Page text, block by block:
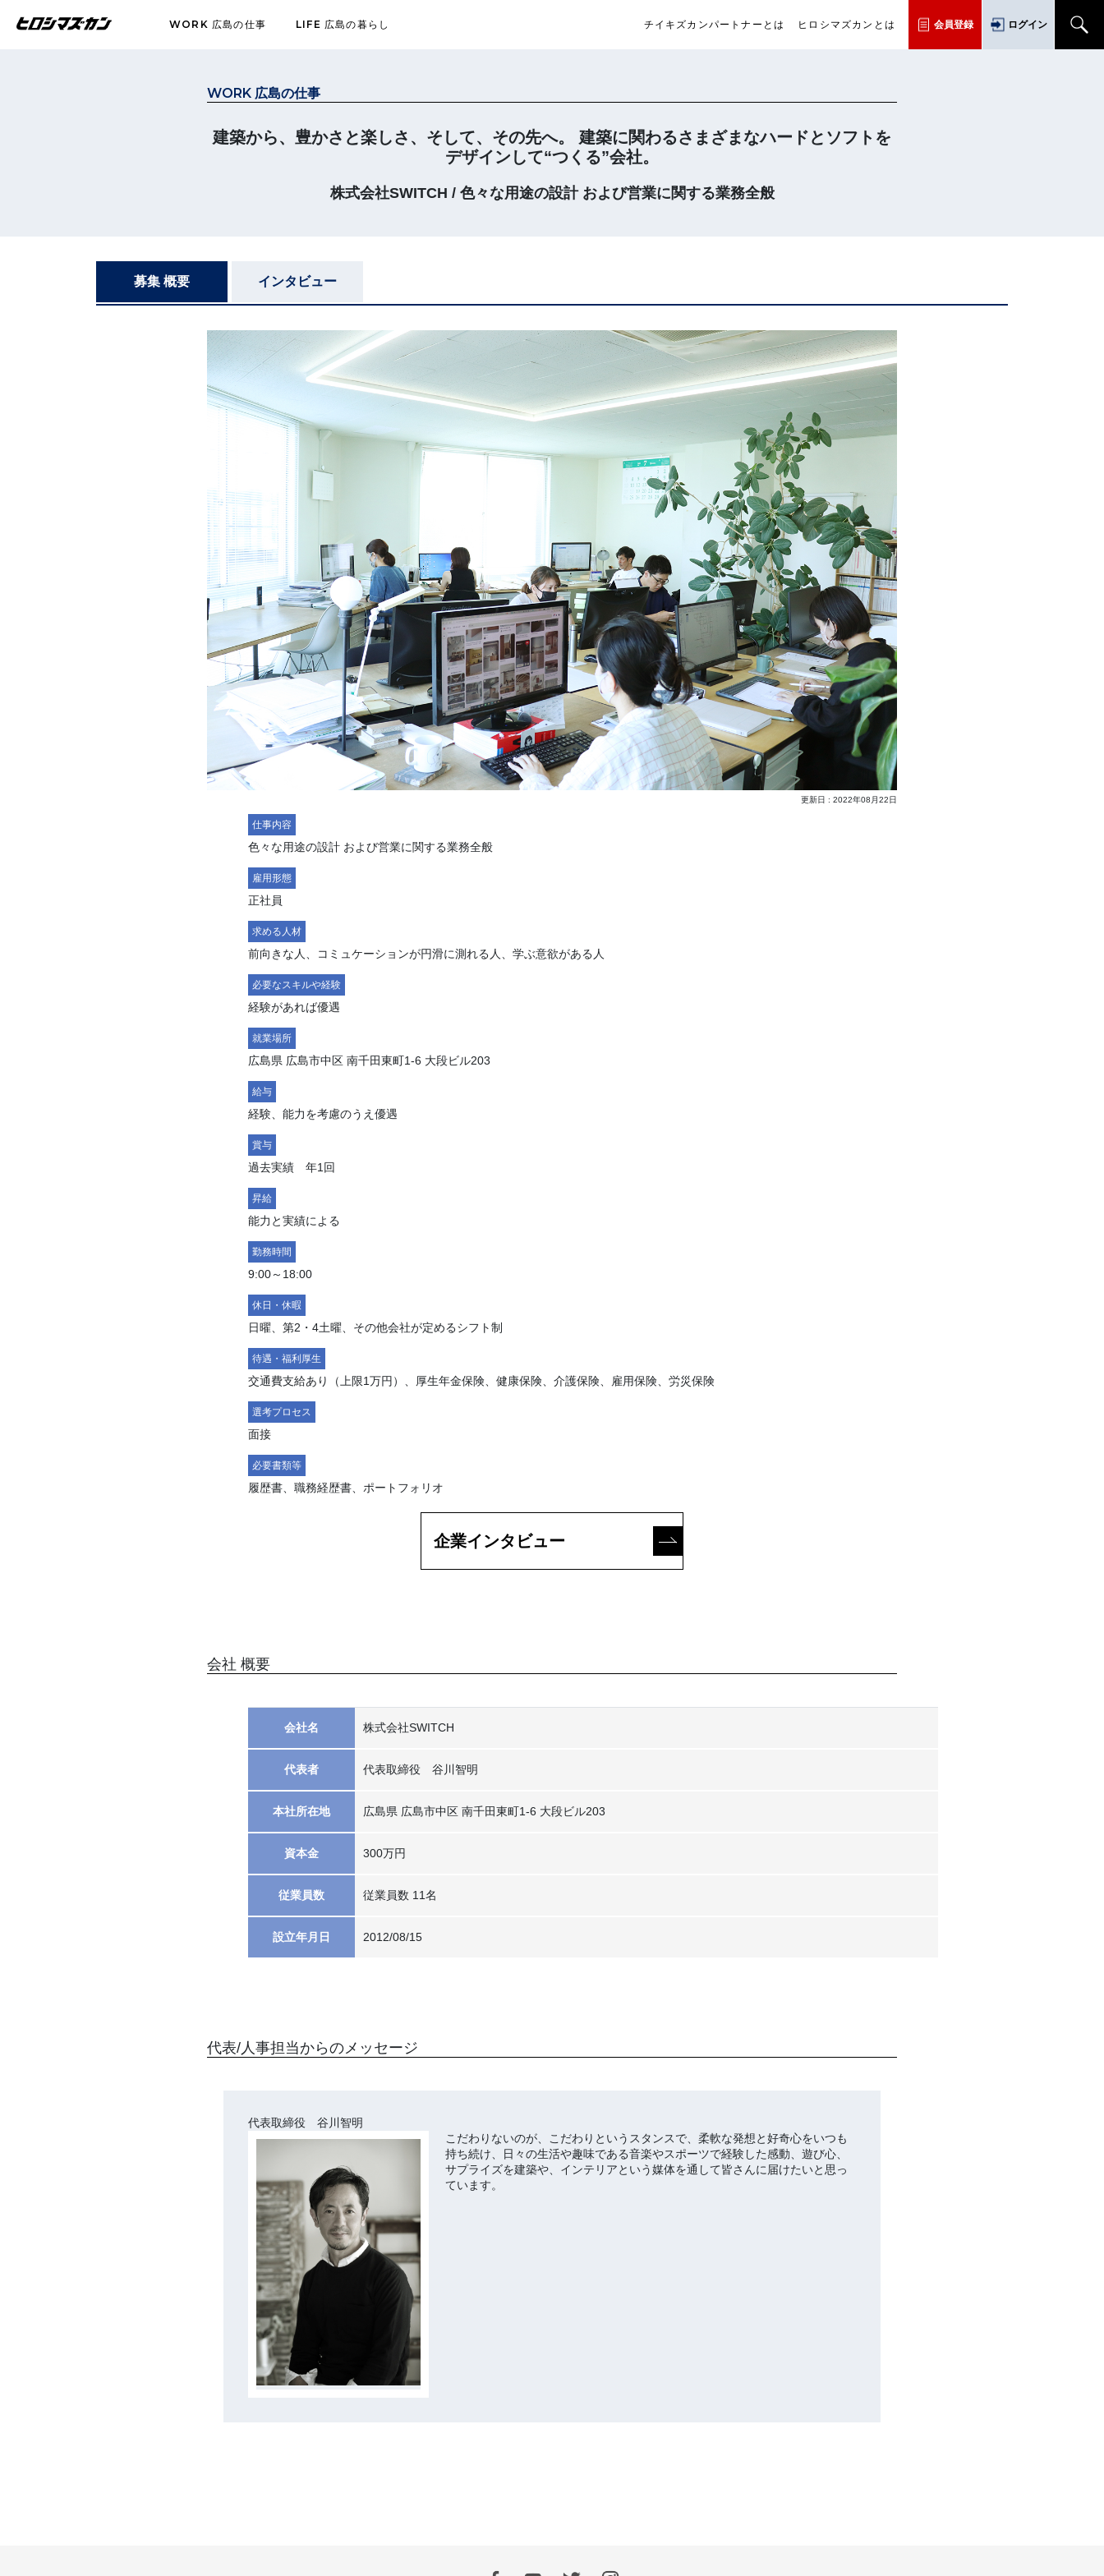
WORK 広島の仕事 LIFE 広島の暮らし チイキズカンパートナーとは ヒロシマズカンとは 会員登録 ログイン
WORK 広島の仕事
建築から、豊かさと楽しさ、そして、その先へ。 建築に関わるさまざまなハードとソフトを
デザインして“つくる”会社。
株式会社SWITCH / 色々な用途の設計 および営業に関する業務全般
募集 概要 インタビュー
更新日 : 2022年08月22日
仕事内容
色々な用途の設計 および営業に関する業務全般
雇用形態
正社員
求める人材
前向きな人、コミュケーションが円滑に測れる人、学ぶ意欲がある人
必要なスキルや経験
経験があれば優遇
就業場所
広島県 広島市中区 南千田東町1-6 大段ビル203
給与
経験、能力を考慮のうえ優遇
賞与
過去実績 年1回
昇給
能力と実績による
勤務時間
9:00～18:00
休日・休暇
日曜、第2・4土曜、その他会社が定めるシフト制
待遇・福利厚生
交通費支給あり（上限1万円）、厚生年金保険、健康保険、介護保険、雇用保険、労災保険
選考プロセス
面接
必要書類等
履歴書、職務経歴書、ポートフォリオ
企業インタビュー
会社 概要
会社名 株式会社SWITCH
代表者 代表取締役 谷川智明
本社所在地 広島県 広島市中区 南千田東町1-6 大段ビル203
資本金 300万円
従業員数 従業員数 11名
設立年月日 2012/08/15
代表/人事担当からのメッセージ
代表取締役 谷川智明
こだわりないのが、こだわりというスタンスで、柔軟な発想と好奇心をいつも
持ち続け、日々の生活や趣味である音楽やスポーツで経験した感動、遊び心、
サプライズを建築や、インテリアという媒体を通して皆さんに届けたいと思っ
ています。